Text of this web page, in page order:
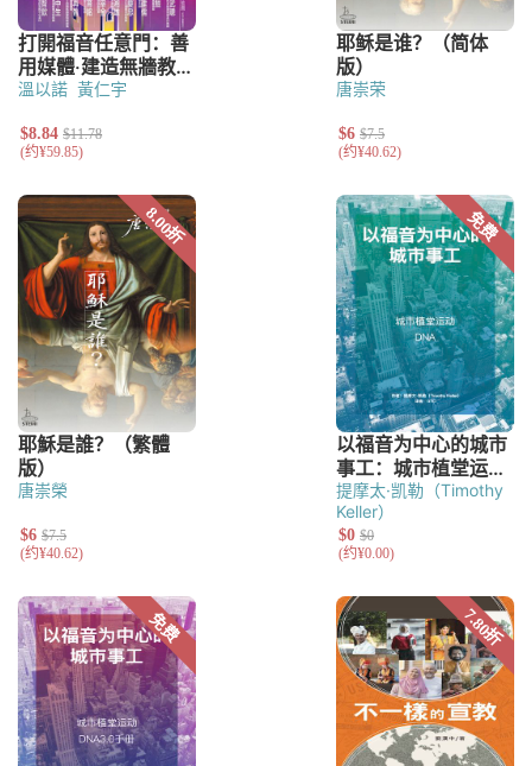
溫以諾 黃仁宇 唐崇荣
唐崇榮
提摩太·凯勒（Timothy
Keller）